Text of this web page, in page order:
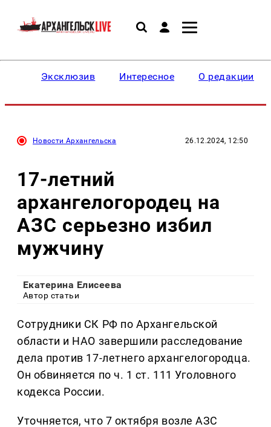
Эксклюзив Интересное О редакции
Новости Архангельска 26.12.2024, 12:50
17-летний
архангелогородец на
АЗС серьезно избил
мужчину
Екатерина Елисеева
Автор статьи
Сотрудники СК РФ по Архангельской
области и НАО завершили расследование
дела против 17-летнего архангелогородца.
Он обвиняется по ч. 1 ст. 111 Уголовного
кодекса России.
Уточняется, что 7 октября возле АЗС